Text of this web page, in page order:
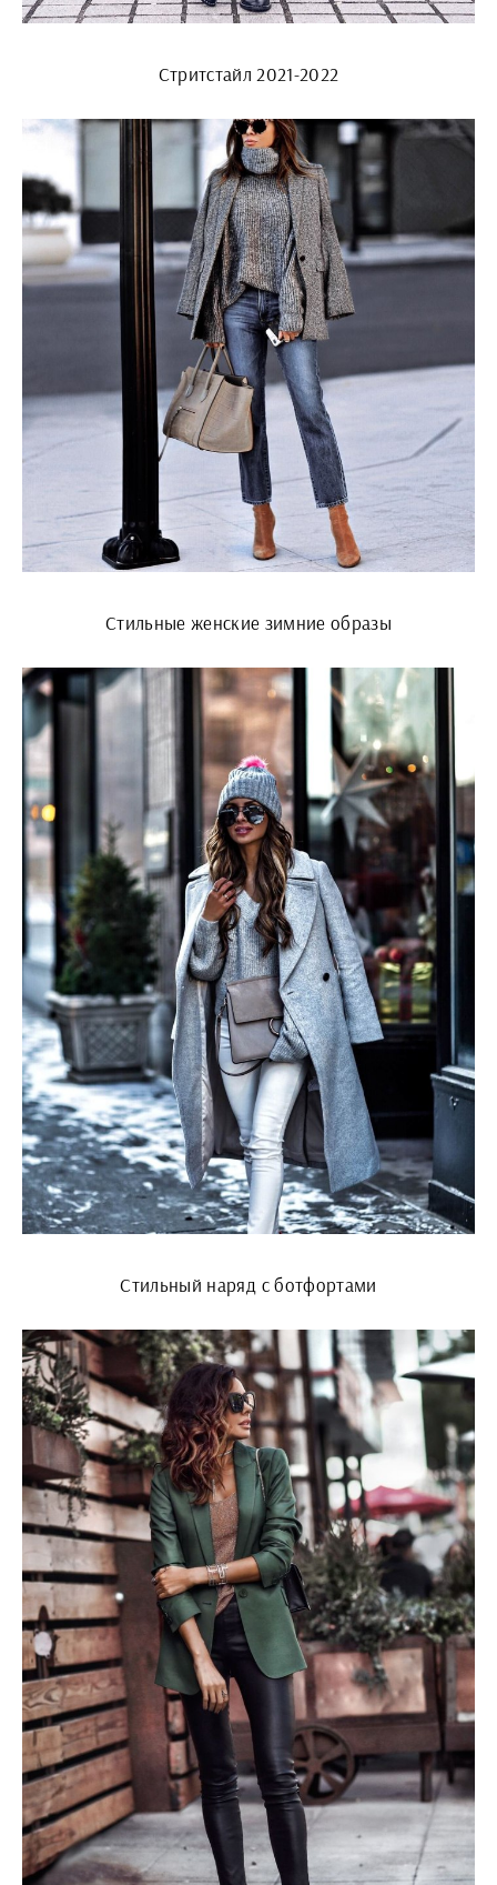
Стритстайл 2021-2022
Стильные женские зимние образы
Стильный наряд с ботфортами